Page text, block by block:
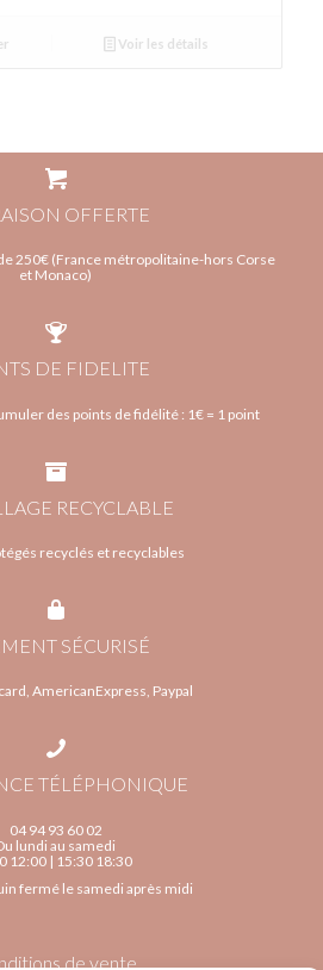
Voir les détails
OFFERTE
250€ (France métropolitaine-hors Corse
et Monaco)
DE FIDELITE
des points de fidélité : 1€ = 1 point
RECYCLABLE
recyclés et recyclables
SÉCURISÉ
AmericanExpress, Paypal
TÉLÉPHONIQUE
04 94 93 60 02
lundi au samedi
12:00 | 15:30 18:30
fermé le samedi après midi
de vente